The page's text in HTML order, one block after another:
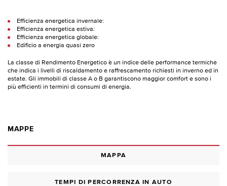
Efficienza energetica invernale:
Efficienza energetica estiva:
Efficienza energetica globale:
Edificio a energia quasi zero
La classe di Rendimento Energetico è un indice delle performance termiche
che indica i livelli di riscaldamento e raffrescamento richiesti in inverno ed in
estate. Gli immobili di classe A o B garantiscono maggior comfort e sono i
più efficienti in termini di consumi di energia.
MAPPE
MAPPA
TEMPI DI PERCORRENZA IN AUTO